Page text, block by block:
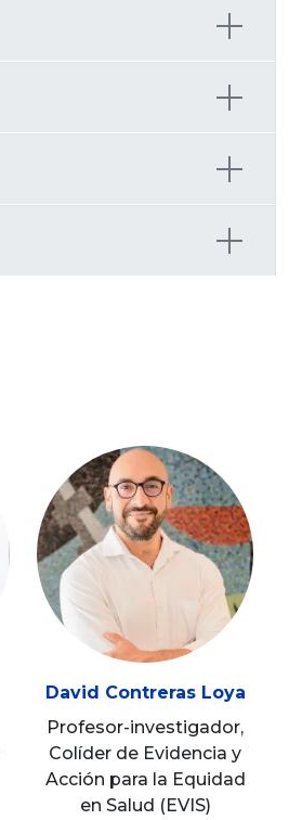
David Contreras Loya
Profesor-investigador,
Colíder de Evidencia y
Acción para la Equidad
en Salud (EVIS)